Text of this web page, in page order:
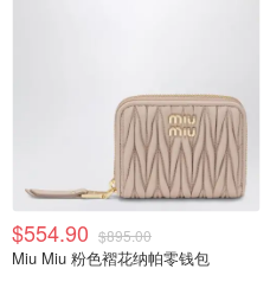
$554.90 $895.00
Miu Miu 粉色褶花纳帕零钱包